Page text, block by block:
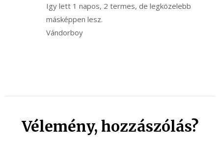
Igy lett 1 napos, 2 termes, de legközelebb
másképpen lesz.
Vándorboy
Vélemény, hozzászólás?